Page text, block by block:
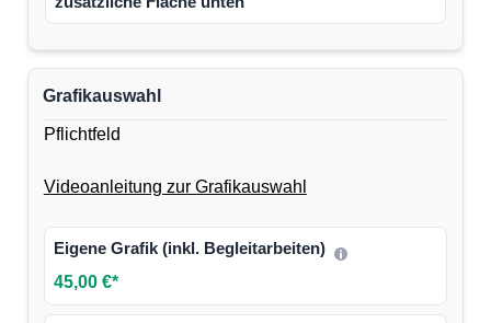
Grafikauswahl
Pflichtfeld
Videoanleitung zur Grafikauswahl
Eigene Grafik (inkl. Begleitarbeiten)
45,00 €*